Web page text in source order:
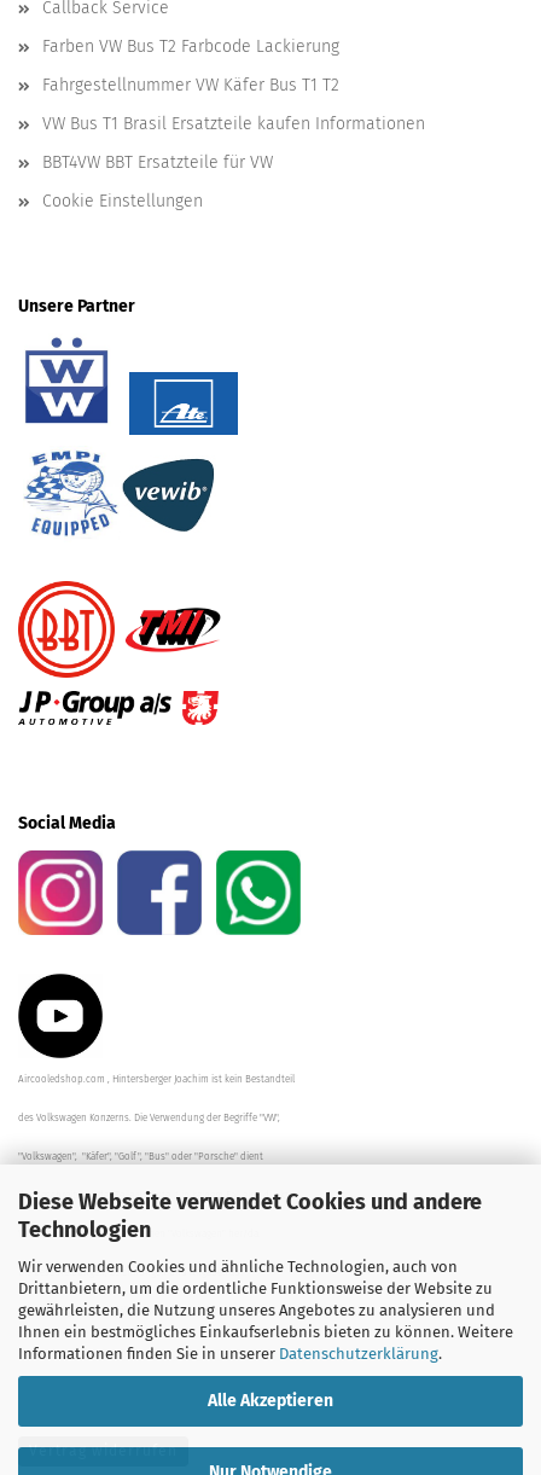
Diese Webseite verwendet Cookies und andere
Technologien
Wir verwenden Cookies und ähnliche Technologien, auch von
Drittanbietern, um die ordentliche Funktionsweise der Website zu
gewährleisten, die Nutzung unseres Angebotes zu analysieren und
Ihnen ein bestmögliches Einkaufserlebnis bieten zu können. Weitere
Informationen finden Sie in unserer Datenschutzerklärung.
Alle Akzeptieren
Callback Service
Farben VW Bus T2 Farbcode Lackierung
Fahrgestellnummer VW Käfer Bus T1 T2
VW Bus T1 Brasil Ersatzteile kaufen Informationen
BBT4VW BBT Ersatzteile für VW
Cookie Einstellungen
Unsere Partner
Social Media
Aircooledshop.com , Hintersberger Joachim ist kein Bestandteil
des Volkswagen Konzerns. Die Verwendung der Begriffe "VW",
"Volkswagen", "Käfer", "Golf", "Bus" oder "Porsche" dient
der Beschreibung der Teile und stellt in keinem Fall eine direkte
Verbindung zu dem Unternehmen "Volkswagen" her/da.
Die Beschreibungen, Zeichnungen und Angaben zur
Verwendung sind sorgfältig überprüft worden.
Vertrag widerrufen